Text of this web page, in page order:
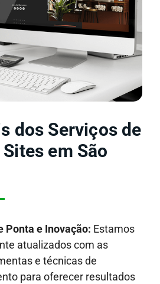
dos Serviços de
em São
Ponta e Inovação: Estamos
atualizados com as
e técnicas de
para oferecer resultados